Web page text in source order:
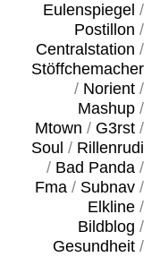
Eulenspiegel /
Postillon /
Centralstation /
Stöffchemacher
/ Norient/
Mashup/
Mtown / G3rst/
Soul / Rillenrudi
/ Bad Panda/
Fma/ Subnav/
Elkline/
Bildblog /
Gesundheit/